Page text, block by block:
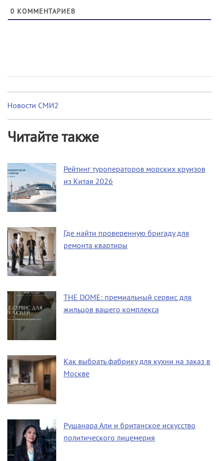
0 КОММЕНТАРИЕВ
Новости СМИ2
Читайте также
Рейтинг туроператоров морских круизов
из Китая 2026
Где найти проверенную бригаду для
ремонта квартиры
THE DOME: премиальный сервис для
жильцов вашего комплекса
Как выбрать фабрику для кухни на заказ в
Москве
Рушанара Али и британское искусство
политического лицемерия